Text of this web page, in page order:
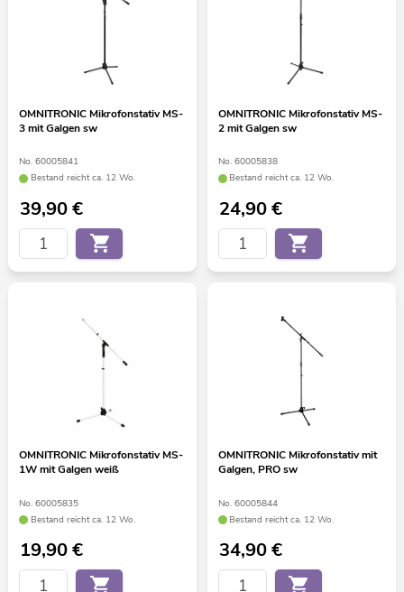
OMNITRONIC Mikrofonstativ MS-
3 mit Galgen sw
No. 60005841
Bestand reicht ca. 12 Wo.
39,90€
OMNITRONIC Mikrofonstativ MS-
2 mit Galgen sw
No. 60005838
Bestand reicht ca. 12 Wo.
24,90€
OMNITRONIC Mikrofonstativ MS-
1W mit Galgen weiß
No. 60005835
Bestand reicht ca. 12 Wo.
19,90€
OMNITRONIC Mikrofonstativ mit
Galgen, PRO sw
No. 60005844
Bestand reicht ca. 12 Wo.
34,90€